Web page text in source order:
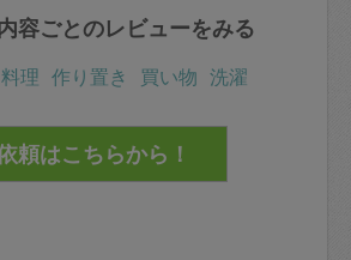
容ごとのレビューをみる
料理 作り置き 買い物 洗濯